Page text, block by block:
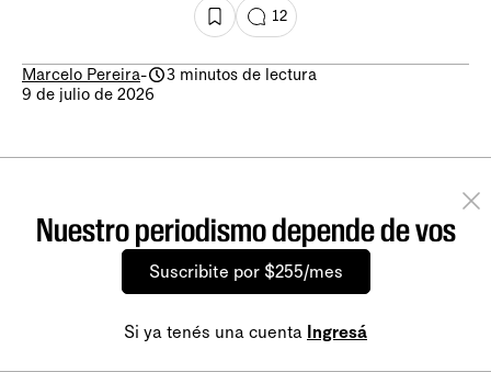
12
Marcelo Pereira-
3 minutos de lectura
9 de julio de 2026
Nuestro periodismo depende de vos
Suscribite por $255/mes
Si ya tenés una cuenta Ingresá